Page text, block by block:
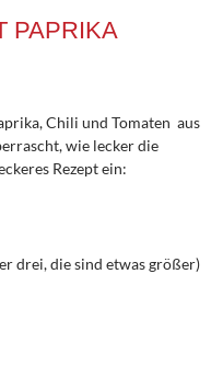
PAPRIKA
Chili und Tomaten aus
wie lecker die
Rezept ein:
drei, die sind etwas größer)